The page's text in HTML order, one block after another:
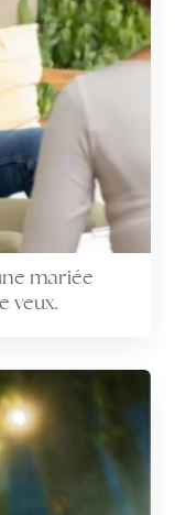
mariée
veux.